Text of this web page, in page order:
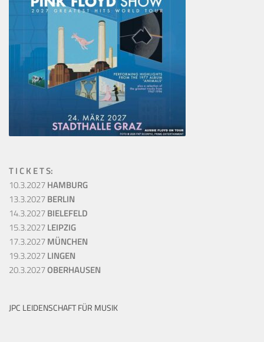
T I C K E T S:
10.3.2027HAMBURG
13.3.2027BERLIN
14.3.2027BIELEFELD
15.3.2027LEIPZIG
17.3.2027MÜNCHEN
19.3.2027LINGEN
20.3.2027OBERHAUSEN
JPC LEIDENSCHAFT FÜR MUSIK